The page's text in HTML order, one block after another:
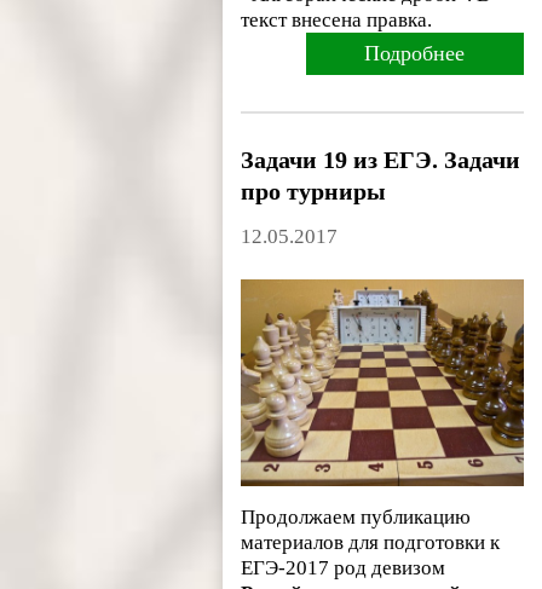
текст внесена правка.
Подробнее
Задачи 19 из ЕГЭ. Задачи
про турниры
12.05.2017
Продолжаем публикацию
материалов для подготовки к
ЕГЭ-2017 род девизом